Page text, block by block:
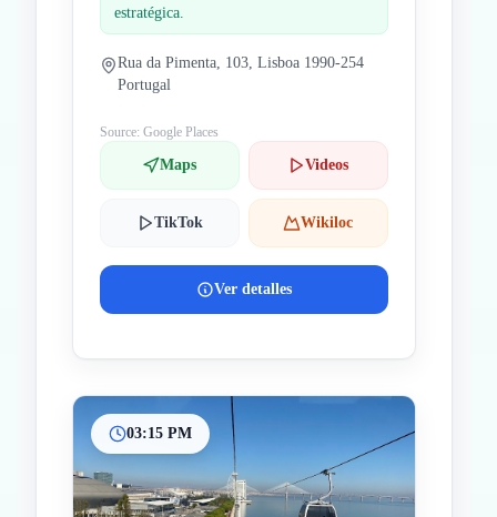
estratégica.
Rua da Pimenta, 103, Lisboa 1990-254
Portugal
Source: Google Places
Maps Videos
TikTok Wikiloc
Ver detalles
03:15 PM